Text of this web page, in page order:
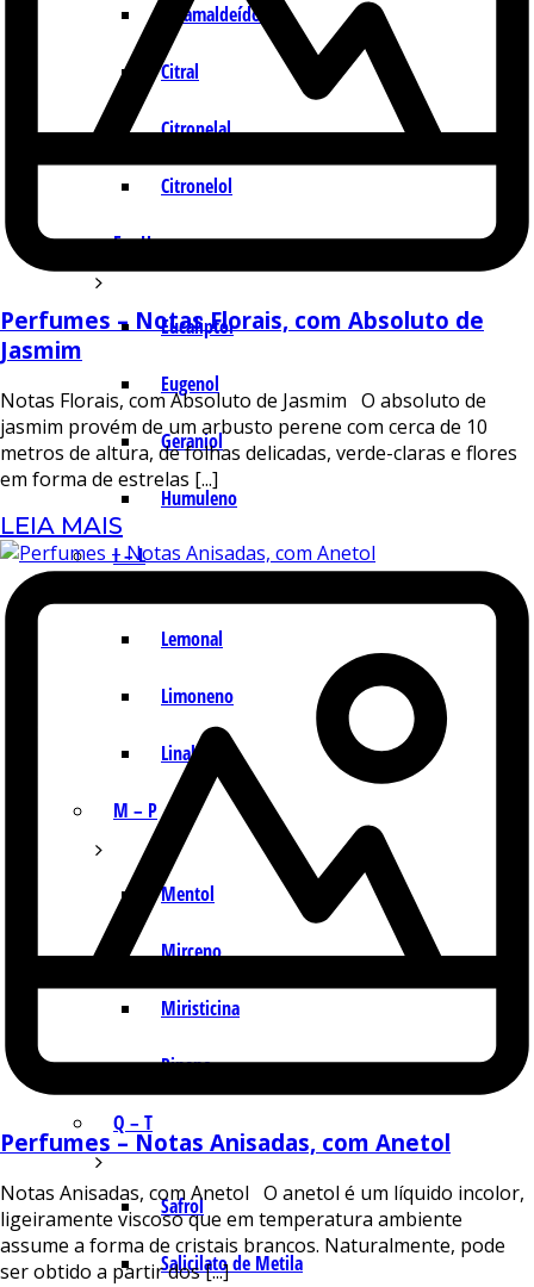
Cinamaldeído
Citral
Citronelal
Citronelol
E – H
Eucaliptol
Eugenol
Geraniol
Humuleno
I – L
Lemonal
Limoneno
Linalol
M – P
Mentol
Mirceno
Miristicina
Pineno
Q – T
Safrol
Salicilato de Metila
Perfumes – Notas Florais, com Absoluto de
Jasmim
Notas Florais, com Absoluto de Jasmim O absoluto de
jasmim provém de um arbusto perene com cerca de 10
metros de altura, de folhas delicadas, verde-claras e flores
em forma de estrelas [...]
LEIA MAIS
Perfumes – Notas Anisadas, com Anetol
Notas Anisadas, com Anetol O anetol é um líquido incolor,
ligeiramente viscoso que em temperatura ambiente
assume a forma de cristais brancos. Naturalmente, pode
ser obtido a partir dos [...]